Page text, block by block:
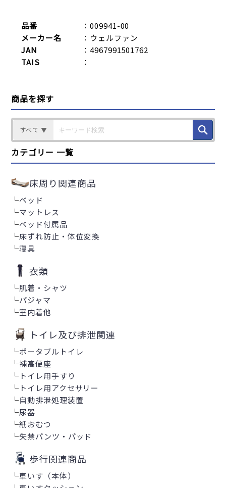
品番
：009941-00
メーカー名
：ウェルファン
JAN
：4967991501762
TAIS
：
商品を探す
すべて ▼
カテゴリー 一覧
床周り関連商品
└ベッド
└マットレス
└ベッド付属品
└床ずれ防止・体位変換
└寝具
衣類
└肌着・シャツ
└パジャマ
└室内着他
トイレ及び排泄関連
└ポータブルトイレ
└補高便座
└ トイレ用手すり
└ トイレ用アクセサリー
└自動排泄処理装置
└尿器
└紙おむつ
└失禁パンツ・パッド
歩行関連商品
└車いす（本体）